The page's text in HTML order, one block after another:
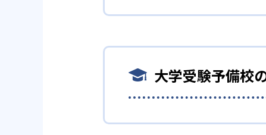
どんなメリットがある？
全国展開するトライだが、「
大学受験予備校
大学受験予備校のトライ